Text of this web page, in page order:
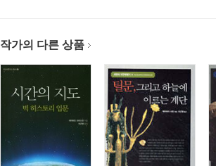
작가의 다른 상품